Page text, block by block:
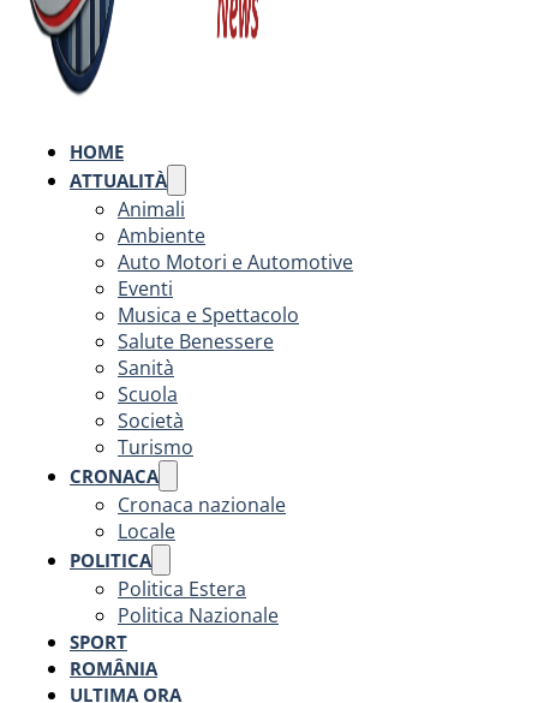
HOME
ATTUALITÀ
Animali
Ambiente
Auto Motori e Automotive
Eventi
Musica e Spettacolo
Salute Benessere
Sanità
Scuola
Società
Turismo
CRONACA
Cronaca nazionale
Locale
POLITICA
Politica Estera
Politica Nazionale
SPORT
ROMÂNIA
ULTIMA ORA